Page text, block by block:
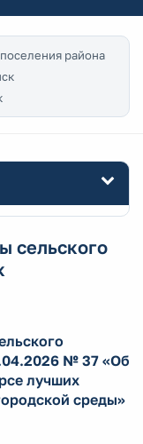
района
сельского
№ 37 «Об
лучших
среды»